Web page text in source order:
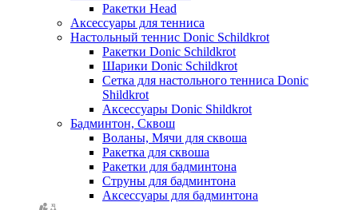
Ракетки Head
Аксессуары для тенниса
Настольный теннис Donic Schildkrot
Ракетки Donic Schildkrot
Шарики Donic Schildkrot
Сетка для настольного тенниса Donic
Shildkrot
Аксессуары Donic Shildkrot
Бадминтон, Сквош
Воланы, Мячи для сквоша
Ракетка для сквоша
Ракетки для бадминтона
Струны для бадминтона
Аксессуары для бадминтона